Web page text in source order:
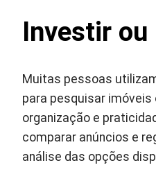
Investir ou
Muitas pessoas
para pesquisar imóveis
organização e
comparar anúncios e
análise das opções